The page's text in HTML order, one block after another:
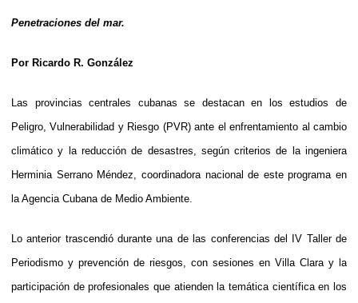
Penetraciones del mar.
Por Ricardo R. González
Las provincias centrales cubanas se destacan en los estudios de
Peligro, Vulnerabilidad y Riesgo (PVR) ante el enfrentamiento al cambio
climático y la reducción de desastres, según criterios de la ingeniera
Herminia Serrano Méndez, coordinadora nacional de este programa en
la Agencia Cubana de Medio Ambiente.
Lo anterior trascendió durante una de las conferencias del IV Taller de
Periodismo y prevención de riesgos, con sesiones en Villa Clara y la
participación de profesionales que atienden la temática científica en los